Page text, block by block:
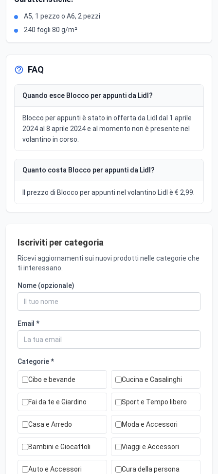
A5, 1 pezzo o A6, 2 pezzi
240 fogli 80 g/m²
FAQ
Quando esce Blocco per appunti da Lidl?
Blocco per appunti è stato in offerta da Lidl dal 1 aprile
2024 al 8 aprile 2024 e al momento non è presente nel
volantino in corso.
Quanto costa Blocco per appunti da Lidl?
Il prezzo di Blocco per appunti nel volantino Lidl è € 2,99.
Iscriviti per categoria
Ricevi aggiornamenti sui nuovi prodotti nelle categorie che
ti interessano.
Nome (opzionale)
Email *
Categorie *
Cibo e bevande Cucina e Casalinghi
Fai da te e Giardino Sport e Tempo libero
Casa e Arredo Moda e Accessori
Bambini e Giocattoli Viaggi e Accessori
Auto e Accessori Cura della persona